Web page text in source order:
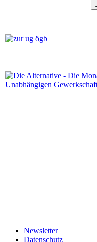
Newsletter
Datenschutz